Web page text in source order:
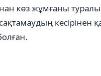
көз жұмғаны
кесірінен